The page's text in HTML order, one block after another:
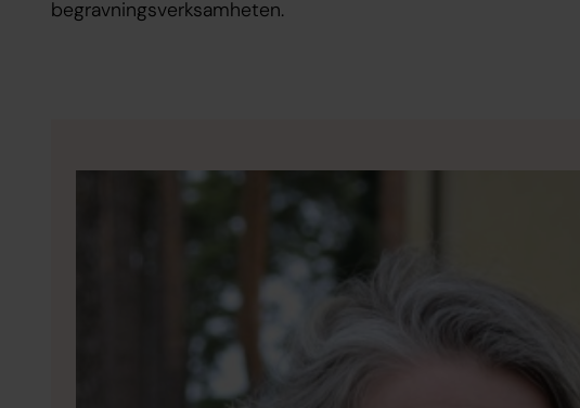
begravningsverksamheten.